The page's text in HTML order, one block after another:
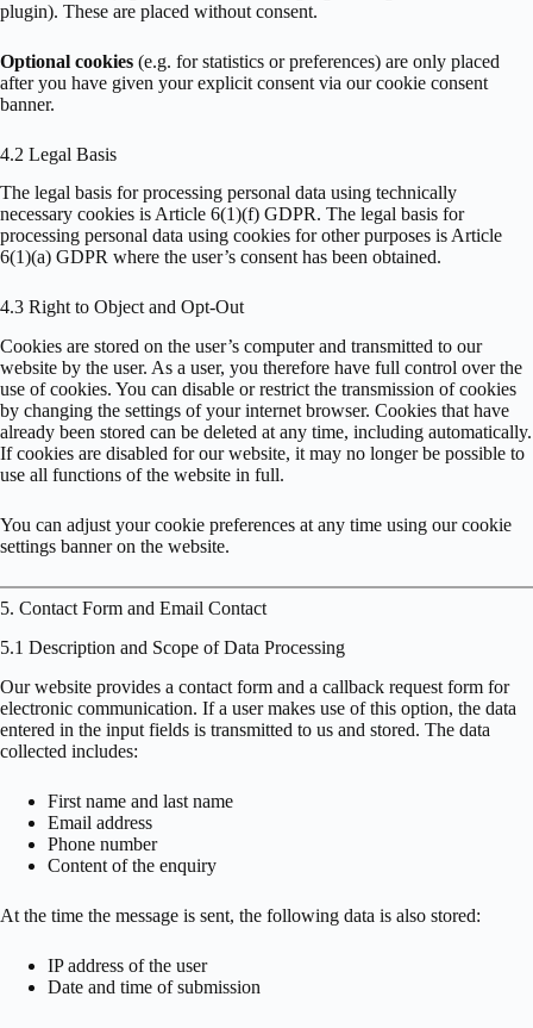
plugin). These are placed without consent.
Optional cookies (e.g. for statistics or preferences) are only placed
after you have given your explicit consent via our cookie consent
banner.
4.2 Legal Basis
The legal basis for processing personal data using technically
necessary cookies is Article 6(1)(f) GDPR. The legal basis for
processing personal data using cookies for other purposes is Article
6(1)(a) GDPR where the user’s consent has been obtained.
4.3 Right to Object and Opt-Out
Cookies are stored on the user’s computer and transmitted to our
website by the user. As a user, you therefore have full control over the
use of cookies. You can disable or restrict the transmission of cookies
by changing the settings of your internet browser. Cookies that have
already been stored can be deleted at any time, including automatically.
If cookies are disabled for our website, it may no longer be possible to
use all functions of the website in full.
You can adjust your cookie preferences at any time using our cookie
settings banner on the website.
5. Contact Form and Email Contact
5.1 Description and Scope of Data Processing
Our website provides a contact form and a callback request form for
electronic communication. If a user makes use of this option, the data
entered in the input fields is transmitted to us and stored. The data
collected includes:
First name and last name
Email address
Phone number
Content of the enquiry
At the time the message is sent, the following data is also stored:
IP address of the user
Date and time of submission